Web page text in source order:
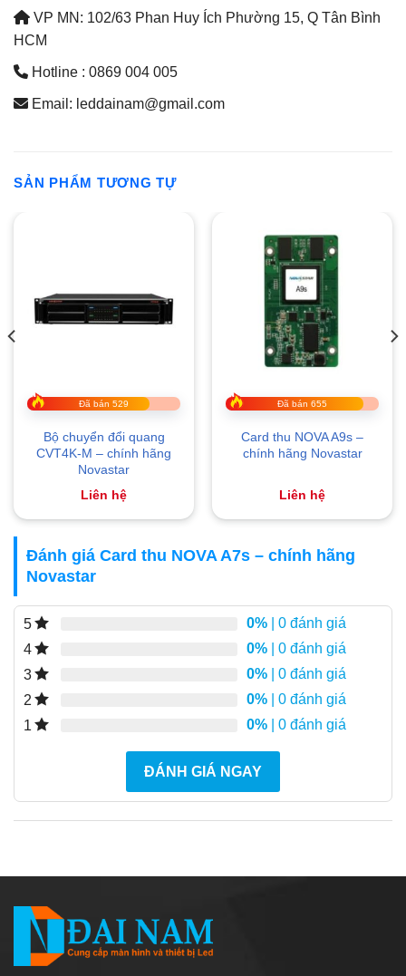
VP MN: 102/63 Phan Huy Ích Phường 15, Q Tân Bình
HCM
Hotline : 0869 004 005
Email: leddainam@gmail.com
SẢN PHẨM TƯƠNG TỰ
Đã bán 529
Bộ chuyển đổi quang
CVT4K-M – chính hãng
Novastar
Liên hệ
Đã bán 655
Card thu NOVA A9s –
chính hãng Novastar
Liên hệ
Đánh giá Card thu NOVA A7s – chính hãng
Novastar
5 0% | 0 đánh giá
4
0% | 0 đánh giá
3
0% | 0 đánh giá
2
0% | 0 đánh giá
1
0% | 0 đánh giá
ĐÁNH GIÁ NGAY